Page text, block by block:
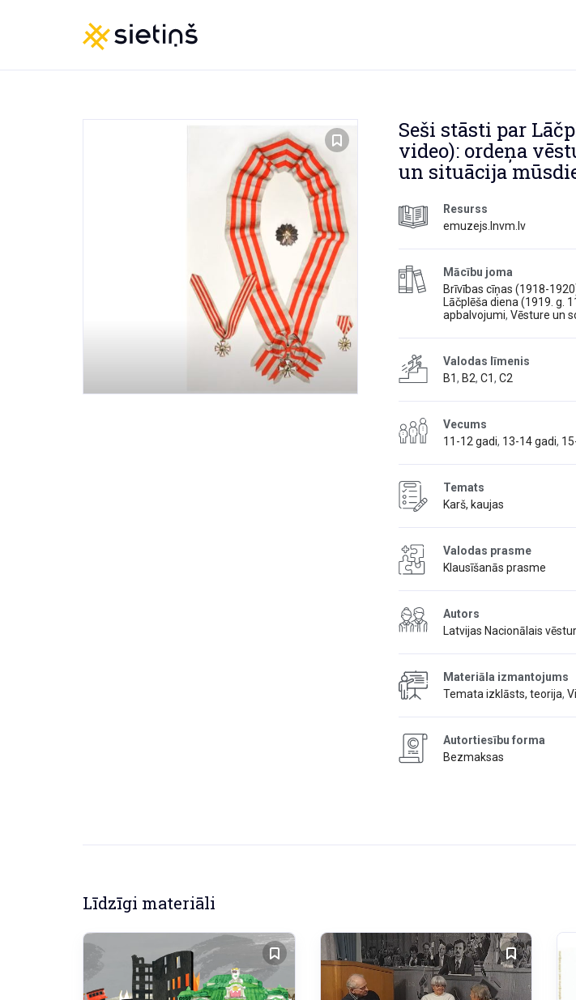
Seši stāsti par
video): ordeņa
un situācija
Resurss
emuzejs.lnvm.lv
Mācību joma
Brīvības cīņas (1918-
Lāčplēša diena (1919. g.
apbalvojumi, Vēsture un
Valodas līmenis
B1, B2, C1, C2
Vecums
11-12 gadi, 13-14 gadi,
Temats
Karš, kaujas
Valodas prasme
Klausīšanās prasme
Autors
Latvijas Nacionālais
Materiāla izmantojums
Temata izklāsts, teorija,
Autortiesību forma
Bezmaksas
Līdzīgi materiāli